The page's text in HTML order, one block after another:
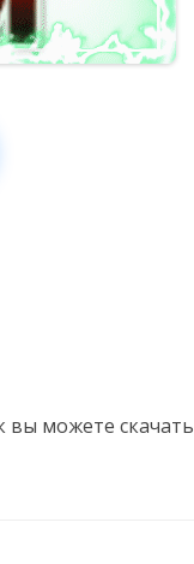
вы можете скачать